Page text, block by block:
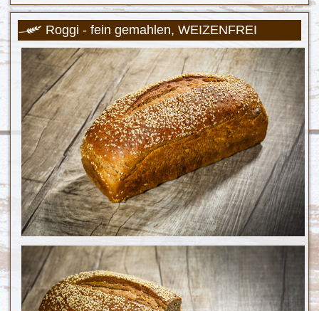
Roggi - fein gemahlen, WEIZENFREI